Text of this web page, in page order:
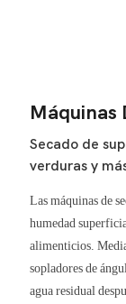
Máquinas
Secado de
verduras y
Las máquinas de
humedad
alimenticios.
sopladores de
agua residual